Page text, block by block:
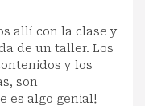
allí con la clase y
de un taller. Los
y los
son
es algo genial!